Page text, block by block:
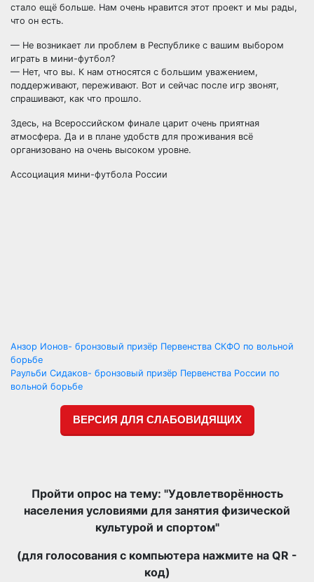
стало ещё больше. Нам очень нравится этот проект и мы рады,
что он есть.
— Не возникает ли проблем в Республике с вашим выбором
играть в мини-футбол?
— Нет, что вы. К нам относятся с большим уважением,
поддерживают, переживают. Вот и сейчас после игр звонят,
спрашивают, как что прошло.
Здесь, на Всероссийском финале царит очень приятная
атмосфера. Да и в плане удобств для проживания всё
организовано на очень высоком уровне.
Ассоциация мини-футбола России
Навигация
по
записям
Анзор Ионов- бронзовый призёр Первенства СКФО по вольной
борьбе
Раульби Сидаков- бронзовый призёр Первенства России по
вольной борьбе
ВЕРСИЯ ДЛЯ СЛАБОВИДЯЩИХ
Пройти опрос на тему: "Удовлетворённость
населения условиями для занятия физической
культурой и спортом"
(для голосования с компьютера нажмите на QR -
код)